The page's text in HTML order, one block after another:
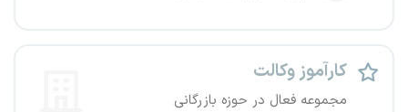
کارآموز وکالت
مجموعه فعال در حوزه بازرگانی